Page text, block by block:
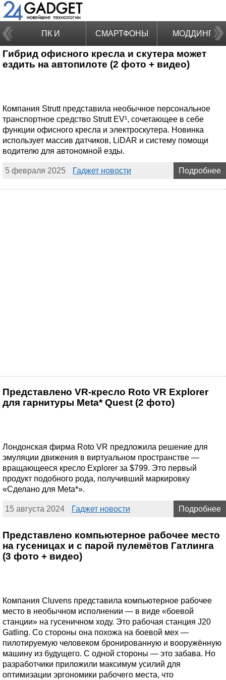
ПК И
НОУТБУКИ
СМАРТФОНЫ МОДДИНГ
Гибрид офисного кресла и скутера может
ездить на автопилоте (2 фото + видео)
Компания Strutt представила необычное персональное
транспортное средство Strutt EV¹, сочетающее в себе
функции офисного кресла и электроскутера. Новинка
использует массив датчиков, LiDAR и систему помощи
водителю для автономной езды.
5 февраля 2025 Гаджет новости Подробнее
Представлено VR-кресло Roto VR Explorer
для гарнитуры Meta* Quest (2 фото)
Лондонская фирма Roto VR предложила решение для
эмуляции движения в виртуальном пространстве —
вращающееся кресло Explorer за $799. Это первый
продукт подобного рода, получивший маркировку
«Сделано для Meta*».
15 августа 2024 Гаджет новости Подробнее
Представлено компьютерное рабочее место
на гусеницах и с парой пулемётов Гатлинга
(3 фото + видео)
Компания Cluvens представила компьютерное рабочее
место в необычном исполнении — в виде «боевой
станции» на гусеничном ходу. Это рабочая станция J20
Gatling. Со стороны она похожа на боевой мех —
пилотируемую человеком бронированную и вооружённую
машину из будущего. С одной стороны — это забава. Но
разработчики приложили максимум усилий для
оптимизации эргономики рабочего места, что